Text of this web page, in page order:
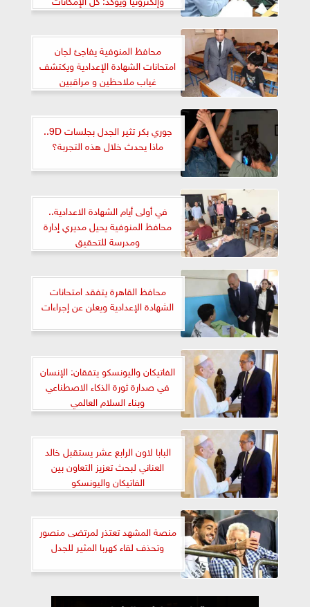
مسخرة لخدمة الطلاب وراحتهم
محافظ المنوفية يفاجئ لجان
امتحانات الشهادة الإعدادية ويكتشف
غياب ملاحظين و مراقبين
جوري بكر تثير الجدل بجلسات 9D..
ماذا يحدث خلال هذه التجربة؟
في أولى أيام الشهادة الاعدادية..
محافظ المنوفية يحيل مديري إدارة
ومدرسة للتحقيق
محافظ القاهرة يتفقد امتحانات
الشهادة الإعدادية ويعلن عن إجراءات
الفاتيكان واليونسكو يتفقان: الإنسان
في صدارة ثورة الذكاء الاصطناعي
وبناء السلام العالمي
البابا لاون الرابع عشر يستقبل خالد
العناني لبحث تعزيز التعاون بين
الفاتيكان واليونسكو
منصة المشهد تعتذر لمرتضى منصور
وتحذف لقاء كهربا المثير للجدل